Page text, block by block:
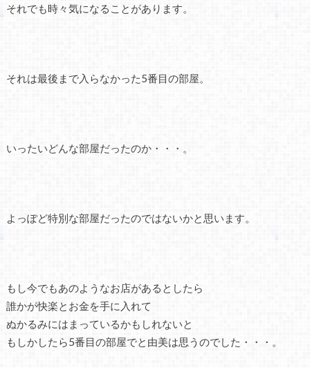
それでも時々気になることがあります。
それは最後まで入らなかった5番目の部屋。
いったいどんな部屋だったのか・・・。
よっぽど特別な部屋だったのではないかと思います。
もし今でもあのようなお店があるとしたら
誰かが快楽とお金を手に入れて
ぬかるみにはまっているかもしれないと
もしかしたら5番目の部屋でと由美は思うのでした・・・。